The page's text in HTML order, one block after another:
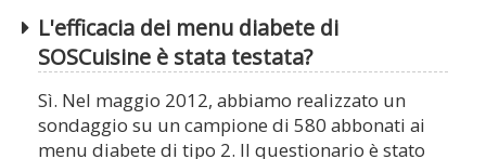
L'efficacia dei menu diabete di
SOSCuisine è stata testata?
Sì. Nel maggio 2012, abbiamo realizzato un
sondaggio su un campione di 580 abbonati ai
menu diabete di tipo 2. Il questionario è stato